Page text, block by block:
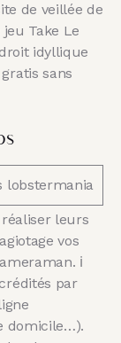
de veillée de
Take Le
idyllique
sans
leurs
vos
ℹ
par
domicile…).